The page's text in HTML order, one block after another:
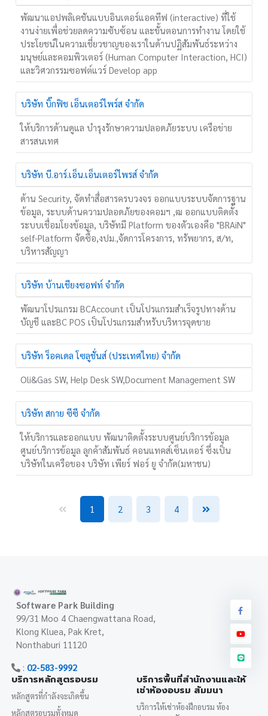
พัฒนาแอปพลิเคชันแบบอินเตอร์แอคทีฟ (interactive) ที่ใช้
งานง่ายเพื่อช่วยลดความซับซ้อน และขั้นตอนการทำงาน โดยใช้
ประโยชน์ในความเชี่ยวชาญของเราในด้านปฏิสัมพันธ์ระหว่าง
มนุษย์และคอมพิวเตอร์ (Human Computer Interaction, HCI)
และวิศวกรรมซอฟต์แวร์ Develop app
บริษัท บิ๊กฟิช เอ็นเตอร์ไพร์ส จำกัด
ให้บริการด้านดูแล บำรุงรักษาความปลอดภัยระบบ เครือข่าย
สารสนเทศ
บริษัท บี.อาร์.เอ็น.เอ็นเตอร์ไพรส์ จำกัด
ด้าน Security, จัดทำสื่อสารครบวงจร ออกแบบระบบจัดการฐาน
ข้อมูล, ระบบด้านความปลอดภัยของคอมฯ ,ฒ ออกแบบติดตั้ง
ระบบเชื่อมโยงข้อมูล, บริษัทมี Platform ของตัวเองคือ "BRAiN"
self-Platform จัดซื้อ,งปม.,จัดการโครงการ, ทรัพยากร, ส/ท,
บริหารสัญญา
บริษัท บ้านเชียงซอฟท์ จำกัด
พัฒนาโปรแกรม BCAccount เป็นโปรแกรมสำเร็จรูปทางด้าน
บัญชี และBC POS เป็นโปรแกรมสำหรับบริหารจุดขาย
บริษัท ร็อคเดล โซลูชั่นส์ (ประเทศไทย) จำกัด
Oli&Gas SW, Help Desk SW,Document Management SW
บริษัท สกาย ซีซี จำกัด
ให้บริการและออกแบบ พัฒนาติดตั้งระบบศูนย์บริการข้อมูล
ศูนย์บริการข้อมูล ลูกค้าสัมพันธ์ คอนแทคส์เซ็นเตอร์ ซึ่งเป็น
บริษัทในเครือของ บริษัท เพียร์ ฟอร์ ยู จำกัด(มหาชน)
1 2 3 4
Software Park Building
99/31 Moo 4 Chaengwattana Road,
Klong Kluea, Pak Kret,
Nonthaburi 11120
: 02-583-9992
บริการหลักสูตรอบรม
หลักสูตรที่กำลังจะเกิดขึ้น
หลักสูตรอบรมทั้งหมด
บริการพื้นที่สำนักงานและให้
เช่าห้องอบรม สัมมนา
บริการให้เช่าห้องฝึกอบรม ห้อง